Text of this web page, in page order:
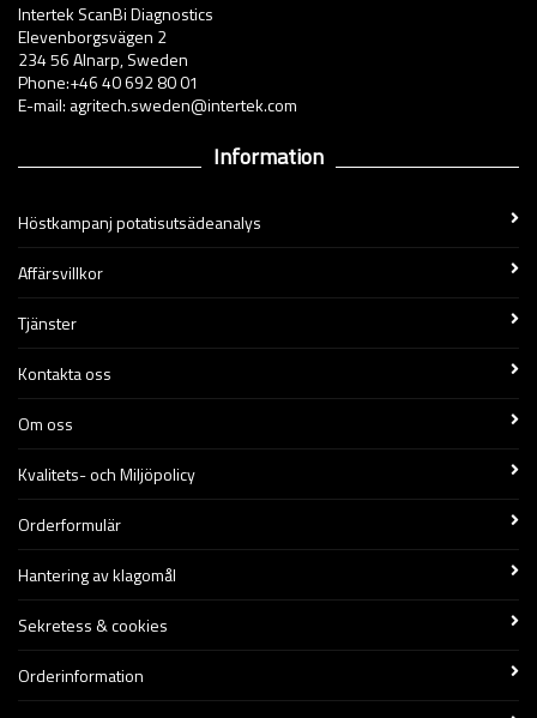
Intertek ScanBi Diagnostics
Elevenborgsvägen 2
234 56 Alnarp, Sweden
Phone:+46 40 692 80 01
E-mail: agritech.sweden@intertek.com
Information
Höstkampanj potatisutsädeanalys
Affärsvillkor
Tjänster
Kontakta oss
Om oss
Kvalitets- och Miljöpolicy
Orderformulär
Hantering av klagomål
Sekretess & cookies
Orderinformation